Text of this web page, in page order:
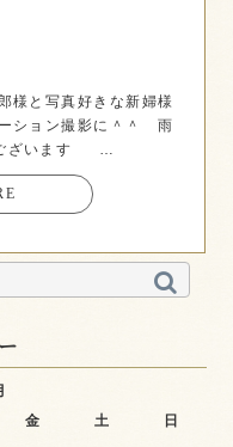
様と写真好きな新婦様
ション撮影に＾＾ 雨
ございます …
金 土 日